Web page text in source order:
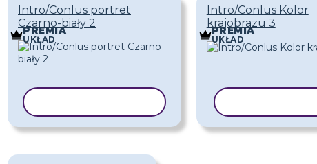
Intro/Conlus portret
Czarno-biały 2
PREMIA
UKŁAD
Intro/Conlus Kolor
krajobrazu 3
PREMIA
UKŁAD